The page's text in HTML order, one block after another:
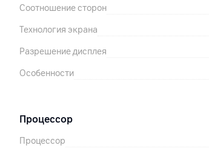
Соотношение сторон
Технология экрана
Разрешение дисплея
Особенности
Процессор
Процессор